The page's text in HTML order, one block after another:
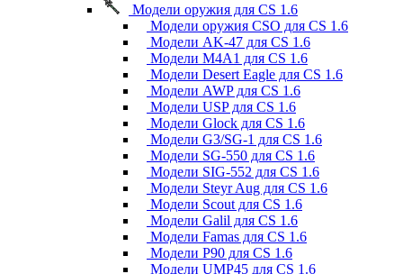
Модели оружия для CS 1.6
Модели оружия CSO для CS 1.6
Модели AK-47 для CS 1.6
Модели M4A1 для CS 1.6
Модели Desert Eagle для CS 1.6
Модели AWP для CS 1.6
Модели USP для CS 1.6
Модели Glock для CS 1.6
Модели G3/SG-1 для CS 1.6
Модели SG-550 для CS 1.6
Модели SIG-552 для CS 1.6
Модели Steyr Aug для CS 1.6
Модели Scout для CS 1.6
Модели Galil для CS 1.6
Модели Famas для CS 1.6
Модели P90 для CS 1.6
Модели UMP45 для CS 1.6